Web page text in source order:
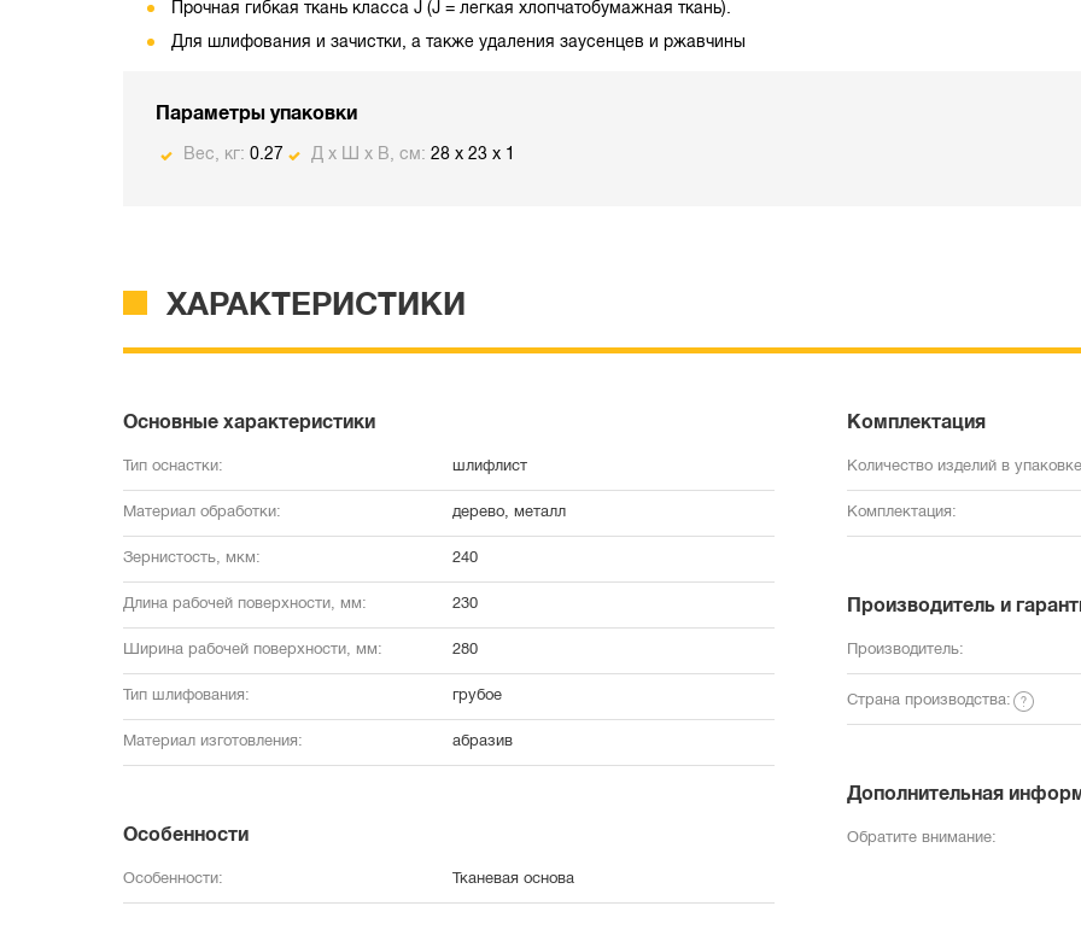
Прочная гибкая ткань класса J (J = легкая хлопчатобумажная ткань).
Для шлифования и зачистки, а также удаления заусенцев и ржавчины
Параметры упаковки
Вес, кг: 0.27 Д х Ш х В, см: 28 x 23 x 1
ХАРАКТЕРИСТИКИ
Основные характеристики
Тип оснастки: шлифлист
Материал обработки: дерево, металл
Зернистость, мкм: 240
Длина рабочей поверхности, мм: 230
Ширина рабочей поверхности, мм: 280
Тип шлифования: грубое
Материал изготовления: абразив
Особенности
Особенности: Тканевая основа
Комплектация
Количество изделий в
Комплектация:
Производитель и
Производитель:
Страна производства:
Дополнительная
Обратите внимание: